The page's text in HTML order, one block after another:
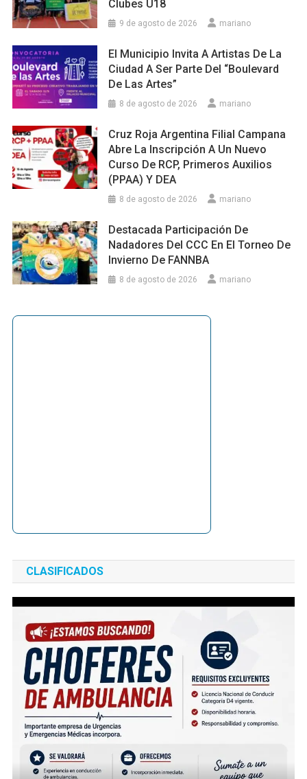
Clubes U18
9 de agosto de 2026 mariano
El Municipio Invita A Artistas De La
Ciudad A Ser Parte Del “Boulevard
De Las Artes”
8 de agosto de 2026 mariano
Cruz Roja Argentina Filial Campana
Abre La Inscripción A Un Nuevo
Curso De RCP, Primeros Auxilios
(PPAA) Y DEA
8 de agosto de 2026 mariano
Destacada Participación De
Nadadores Del CCC En El Torneo De
Invierno De FANNBA
8 de agosto de 2026 mariano
CLASIFICADOS